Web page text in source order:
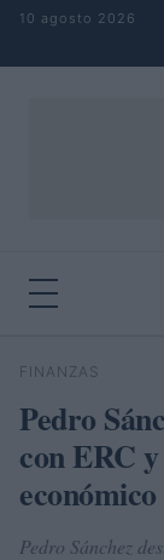
Saltar al contenido
10 agosto 2026
Buscar
FINANZAS
Pedro
con ERC
económico
Pedro Sánchez